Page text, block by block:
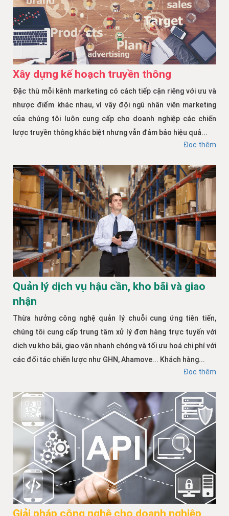
Xây dựng kế hoạch truyền thông
Đặc thù mỗi kênh marketing có cách tiếp cận riêng với ưu và
nhược điểm khác nhau, vì vậy đội ngũ nhân viên marketing
của chúng tôi luôn cung cấp cho doanh nghiệp các chiến
lược truyền thông khác biệt nhưng vẫn đảm bảo hiệu quả...
Đọc thêm
Quản lý dịch vụ hậu cần, kho bãi và giao
nhận
Thừa hưởng công nghệ quản lý chuỗi cung ứng tiên tiến,
chúng tôi cung cấp trung tâm xử lý đơn hàng trực tuyến với
dịch vụ kho bãi, giao vận nhanh chóng và tối ưu hoá chi phí với
các đối tác chiến lược như GHN, Ahamove... Khách hàng...
Đọc thêm
Giải pháp công nghệ cho doanh nghiệp